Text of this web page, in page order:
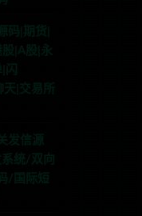
码|期货|
|A股|永
闪
天|交易所
发信源
统/双向
/国际短